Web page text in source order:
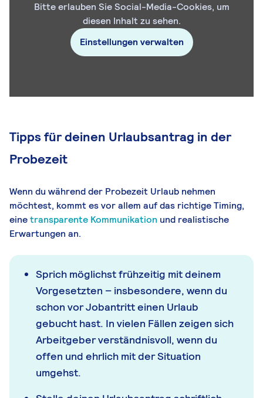
Bitte erlauben Sie Social-Media-Cookies, um
diesen Inhalt zu sehen.
Einstellungen verwalten
Tipps für deinen Urlaubsantrag in der
Probezeit
Wenn du während der Probezeit Urlaub nehmen
möchtest, kommt es vor allem auf das richtige Timing,
einetransparente Kommunikation und realistische
Erwartungen an.
Sprich möglichst frühzeitig mit deinem
Vorgesetzten – insbesondere, wenn du
schon vor Jobantritt einen Urlaub
gebucht hast. In vielen Fällen zeigen sich
Arbeitgeber verständnisvoll, wenn du
offen und ehrlich mit der Situation
umgehst.